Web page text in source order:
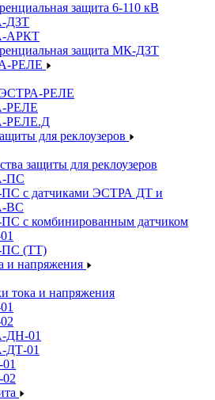
защита 6-110 кВ
ДЗТ
АРКТ
защита МК-ДЗТ
РЕЛЕ
РЕЛЕ
РЕЛЕ
РЕЛЕ.Д
для реклоузеров
защиты для реклоузеров
ПС
с датчиками ЭСТРА ДТ и
ВС
с комбинированным датчиком
(ТТ)
и напряжения
тока и напряжения
ДН-01
ДТ-01